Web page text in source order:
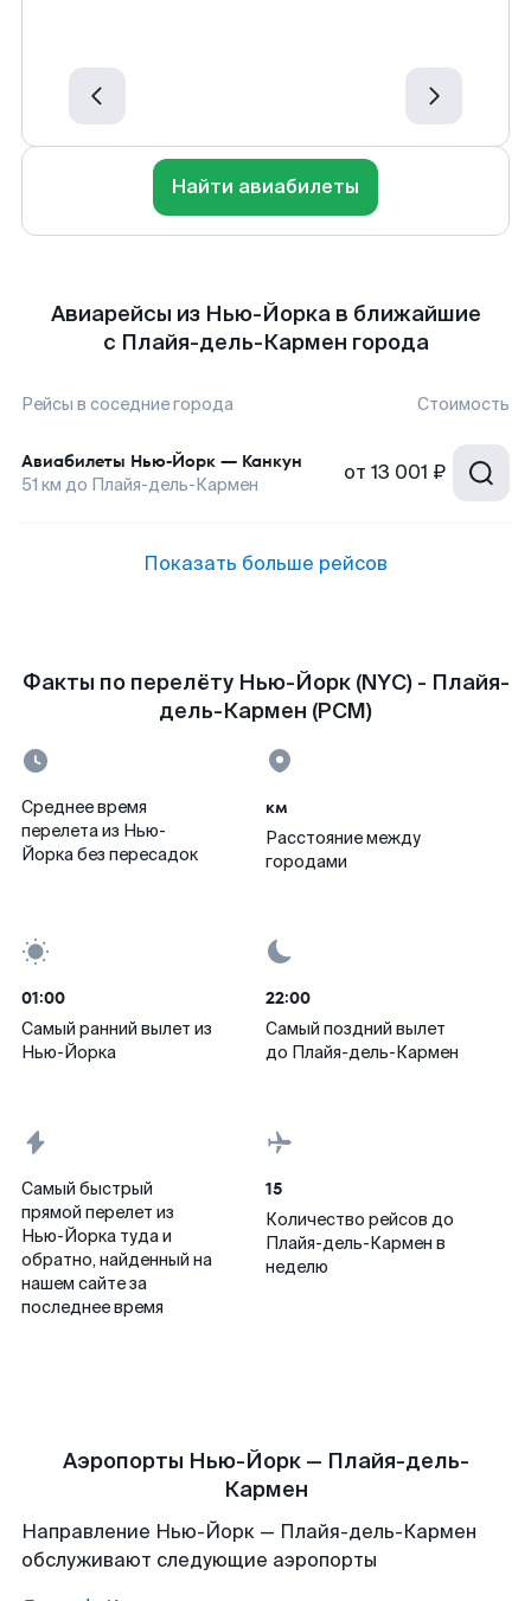
Найти авиабилеты
Авиарейсы из Нью-Йорка в ближайшие
с Плайя-дель-Кармен города
Рейсы в соседние города Стоимость
Авиабилеты Нью-Йорк — Канкун
51 км до Плайя-дель-Кармен от 13 001 ₽
Показать больше рейсов
Факты по перелёту Нью-Йорк (NYC) - Плайя-
дель-Кармен (PCM)
Среднее время
перелета из Нью-
Йорка без пересадок
км
Расстояние между
городами
01:00
Самый ранний вылет из
Нью-Йорка
22:00
Самый поздний вылет
до Плайя-дель-Кармен
Самый быстрый
прямой перелет из
Нью-Йорка туда и
обратно, найденный на
нашем сайте за
последнее время
15
Количество рейсов до
Плайя-дель-Кармен в
неделю
Аэропорты Нью-Йорк — Плайя-дель-
Кармен
Направление Нью-Йорк — Плайя-дель-Кармен
обслуживают следующие аэропорты